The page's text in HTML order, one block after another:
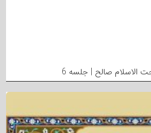
صالح | جلسه 6